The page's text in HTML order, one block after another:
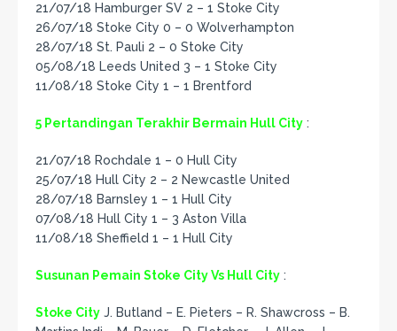
21/07/18 Hamburger SV 2 – 1 Stoke City
26/07/18 Stoke City 0 – 0 Wolverhampton
28/07/18 St. Pauli 2 – 0 Stoke City
05/08/18 Leeds United 3 – 1 Stoke City
11/08/18 Stoke City 1 – 1 Brentford
5 Pertandingan Terakhir Bermain Hull City :
21/07/18 Rochdale 1 – 0 Hull City
25/07/18 Hull City 2 – 2 Newcastle United
28/07/18 Barnsley 1 – 1 Hull City
07/08/18 Hull City 1 – 3 Aston Villa
11/08/18 Sheffield 1 – 1 Hull City
Susunan Pemain Stoke City Vs Hull City :
Stoke City J. Butland – E. Pieters – R. Shawcross – B.